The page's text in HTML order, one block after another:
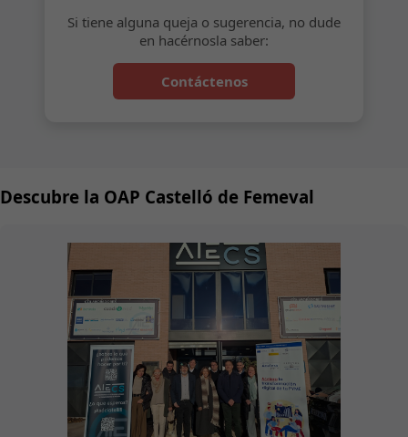
Si tiene alguna queja o sugerencia, no dude
en hacérnosla saber:
Contáctenos
Descubre la OAP Castelló de Femeval